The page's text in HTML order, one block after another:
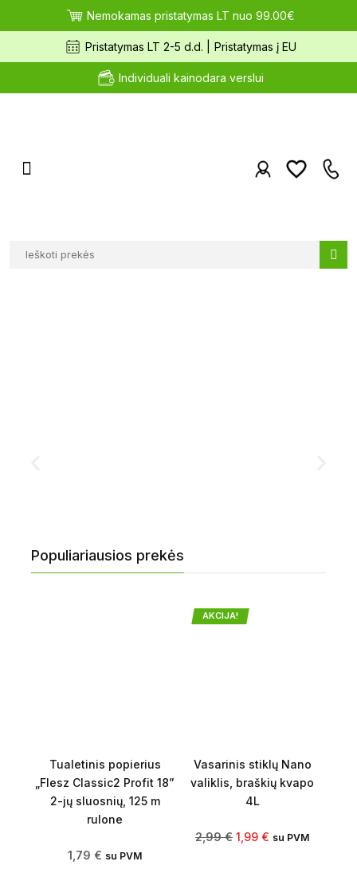
Nemokamas pristatymas LT nuo 99.00€
Pristatymas LT 2-5 d.d. | Pristatymas į EU
Individuali kainodara verslui
Populiariausios prekės
Tualetinis popierius
„Flesz Classic2 Profit 18”
2-jų sluosnių, 125 m
rulone
1,79 € su PVM
Vasarinis stiklų Nano
valiklis, braškių kvapo
4L
2,99€ 1,99 € su PVM
AKCIJA!